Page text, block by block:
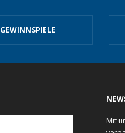
GEWINNSPIELE
Mit